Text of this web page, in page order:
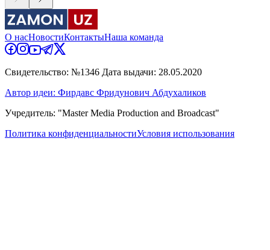
О насНовостиКонтактыНаша команда
Свидетельство: №1346 Дата выдачи: 28.05.2020
Автор идеи: Фирдавс Фридунович Абдухаликов
Учредитель: "Master Media Production and Broadcast"
Политика конфиденциальностиУсловия использования